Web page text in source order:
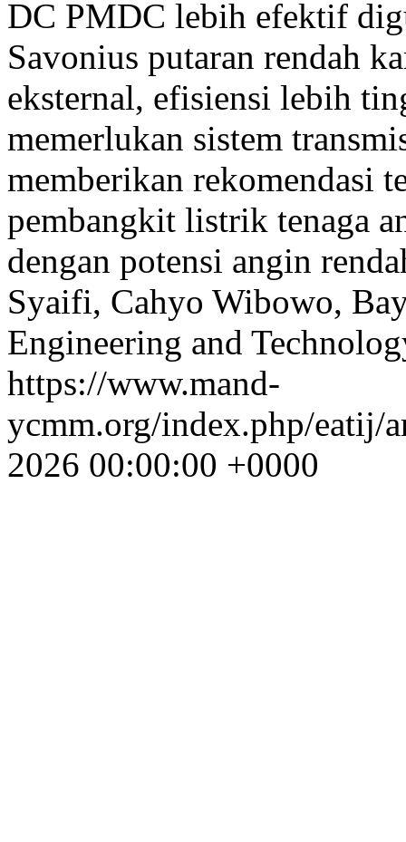
DC PMDC lebih efektif
Savonius putaran rendah
eksternal, efisiensi lebih
memerlukan sistem
memberikan rekomendasi
pembangkit listrik tenaga
dengan potensi angin
Syaifi, Cahyo Wibowo,
Engineering and
https://www.mand-
ycmm.org/index.php/eatij/
2026 00:00:00 +0000